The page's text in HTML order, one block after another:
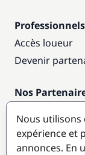
Professionnels
Accès loueur
Devenir
Nos
Destinations
Nous
expérience et
annonces. En